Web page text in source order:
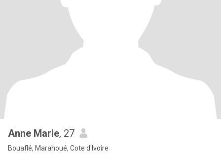
Anne Marie, 27
Bouaflé, Marahoué, Cote d'Ivoire